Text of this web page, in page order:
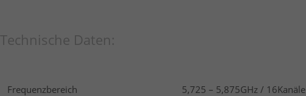
Technische Daten:
Frequenzbereich 5,725 – 5,875GHz / 16Kanäle